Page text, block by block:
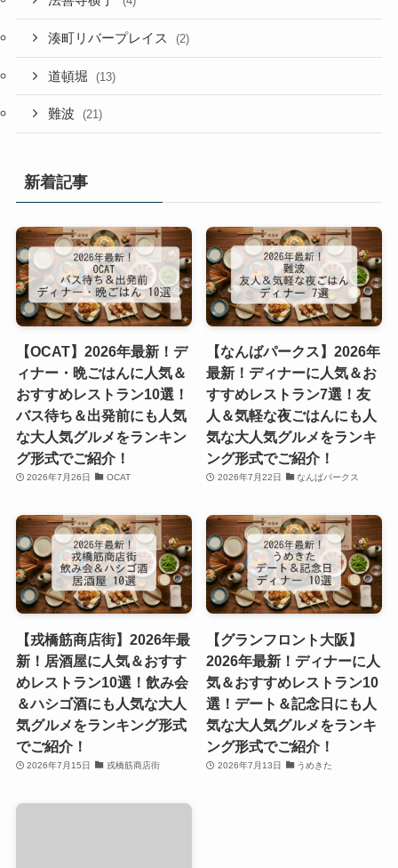
湊町リバープレイス (2)
道頓堀 (13)
難波 (21)
新着記事
【OCAT】2026年最新！デ
ィナー・晩ごはんに人気＆
おすすめレストラン10選！
バス待ち＆出発前にも人気
な大人気グルメをランキン
グ形式でご紹介！
2026年7月26日 OCAT
【なんばパークス】2026年
最新！ディナーに人気＆お
すすめレストラン7選！友
人＆気軽な夜ごはんにも人
気な大人気グルメをランキ
ング形式でご紹介！
2026年7月22日 なんばパークス
【戎橋筋商店街】2026年最
新！居酒屋に人気＆おすす
めレストラン10選！飲み会
＆ハシゴ酒にも人気な大人
気グルメをランキング形式
でご紹介！
2026年7月15日 戎橋筋商店街
【グランフロント大阪】
2026年最新！ディナーに人
気＆おすすめレストラン10
選！デート＆記念日にも人
気な大人気グルメをランキ
ング形式でご紹介！
2026年7月13日 うめきた